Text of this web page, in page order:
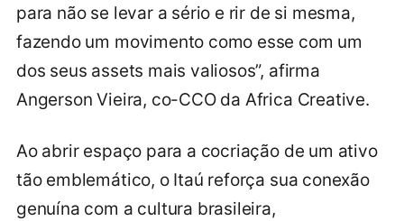
para não se levar a sério e rir de si mesma,
fazendo um movimento como esse com um
dos seus assets mais valiosos”, afirma
Angerson Vieira, co-CCO da Africa Creative.
Ao abrir espaço para a cocriação de um ativo
tão emblemático, o Itaú reforça sua conexão
genuína com a cultura brasileira,